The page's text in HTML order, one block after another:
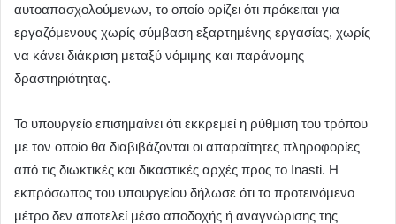
αυτοαπασχολούμενων, το οποίο ορίζει ότι πρόκειται για
εργαζόμενους χωρίς σύμβαση εξαρτημένης εργασίας, χωρίς
να κάνει διάκριση μεταξύ νόμιμης και παράνομης
δραστηριότητας.
Το υπουργείο επισημαίνει ότι εκκρεμεί η ρύθμιση του τρόπου
με τον οποίο θα διαβιβάζονται οι απαραίτητες πληροφορίες
από τις διωκτικές και δικαστικές αρχές προς το Inasti. Η
εκπρόσωπος του υπουργείου δήλωσε ότι το προτεινόμενο
μέτρο δεν αποτελεί μέσο αποδοχής ή αναγνώρισης της